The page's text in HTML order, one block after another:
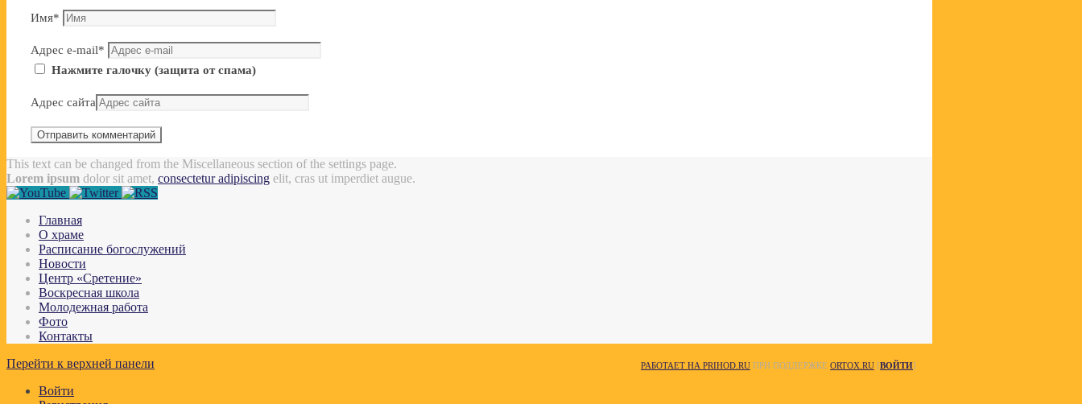
Имя*
Адрес e-mail*
Нажмите галочку (защита от спама)
Адрес сайта
This text can be changed from the Miscellaneous section of the settings page.
Lorem ipsum dolor sit amet, consectetur adipiscing elit, cras ut imperdiet augue.
Главная
О храме
Расписание богослужений
Новости
Центр «Сретение»
Воскресная школа
Молодежная работа
Фото
Контакты
РАБОТАЕТ НА PRIHOD.RU ПРИ ПОДДЕРЖКЕ ORTOX.RU [ВОЙТИ]
Перейти к верхней панели
Войти